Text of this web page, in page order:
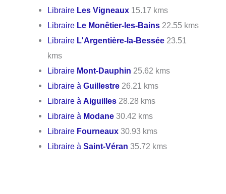
Libraire Les Vigneaux 15.17 kms
Libraire Le Monêtier-les-Bains 22.55 kms
Libraire L'Argentière-la-Bessée 23.51
kms
Libraire Mont-Dauphin 25.62 kms
Libraire àGuillestre 26.21 kms
Libraire àAiguilles 28.28 kms
Libraire à Modane 30.42 kms
Libraire Fourneaux 30.93 kms
Libraire àSaint-Véran 35.72 kms